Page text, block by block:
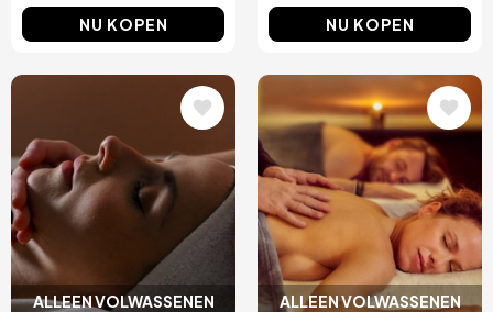
NU KOPEN NU KOPEN
ALLEEN VOLWASSENEN
ALLEEN VOLWASSENEN
Afbeelding